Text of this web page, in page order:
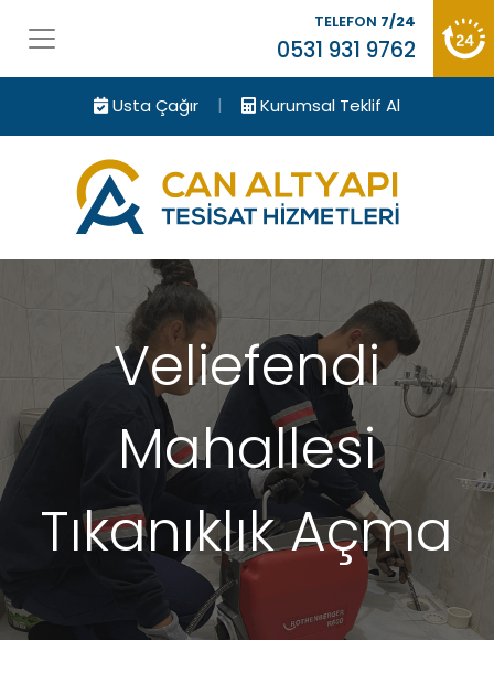
Usta Çağır | Kurumsal Teklif Al
TELEFON 7/24
0531 931 9762
Veliefendi
Mahallesi
Tıkanıklık Açma